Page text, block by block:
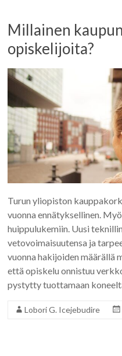
Millainen
opiskelijoita?
Turun yliopiston
vuonna ennätyksellinen.
huippulukemiin. Uusi
vetovoimaisuutensa ja
vuonna hakijoiden määrällä
että opiskelu onnistuu
pystytty tuottamaan
Lobori G. Icejebudire